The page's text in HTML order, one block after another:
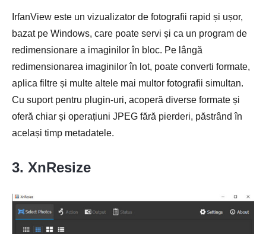
IrfanView este un vizualizator de fotografii rapid și ușor,
bazat pe Windows, care poate servi și ca un program de
redimensionare a imaginilor în bloc. Pe lângă
redimensionarea imaginilor în lot, poate converti formate,
aplica filtre și multe altele mai multor fotografii simultan.
Cu suport pentru plugin-uri, acoperă diverse formate și
oferă chiar și operațiuni JPEG fără pierderi, păstrând în
același timp metadatele.
3. XnResize